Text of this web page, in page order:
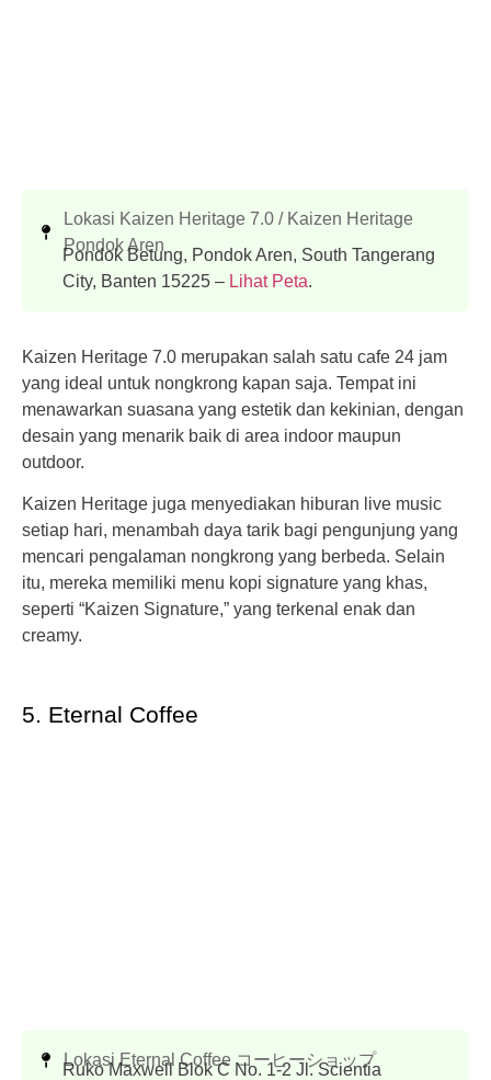
Lokasi Kaizen Heritage 7.0 / Kaizen Heritage
Pondok Aren
Pondok Betung, Pondok Aren, South Tangerang
City, Banten 15225 – Lihat Peta.
Kaizen Heritage 7.0 merupakan salah satu cafe 24 jam
yang ideal untuk nongkrong kapan saja. Tempat ini
menawarkan suasana yang estetik dan kekinian, dengan
desain yang menarik baik di area indoor maupun
outdoor.
Kaizen Heritage juga menyediakan hiburan live music
setiap hari, menambah daya tarik bagi pengunjung yang
mencari pengalaman nongkrong yang berbeda. Selain
itu, mereka memiliki menu kopi signature yang khas,
seperti “Kaizen Signature,” yang terkenal enak dan
creamy.
5. Eternal Coffee
Lokasi Eternal Coffee コーヒーショップ
Ruko Maxwell Blok C No. 1-2 Jl. Scientia